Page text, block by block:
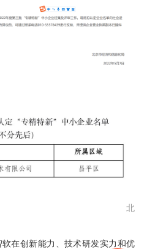
北
在创新能力、技术研发实力和优